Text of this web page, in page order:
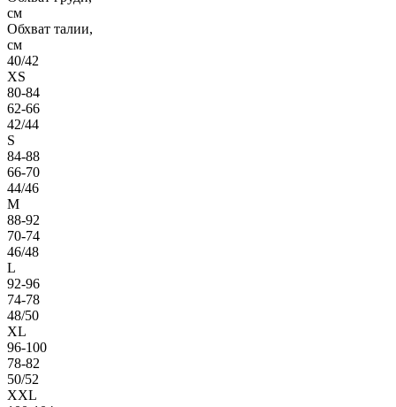
см
Обхват талии,
см
40/42
XS
80-84
62-66
42/44
S
84-88
66-70
44/46
M
88-92
70-74
46/48
L
92-96
74-78
48/50
XL
96-100
78-82
50/52
XXL